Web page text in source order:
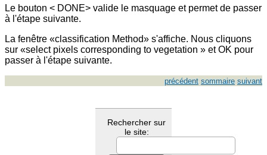
Le bouton < DONE> valide le masquage et permet de passer
à l'étape suivante.
La fenêtre «classification Method» s'affiche. Nous cliquons
sur «select pixels corresponding to vegetation » et OK pour
passer à l'étape suivante.
précédent sommaire suivant
Rechercher sur
le site: